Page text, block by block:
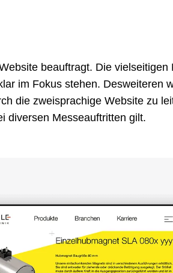
beauftragt. Die vielseitigen
im Fokus stehen. Desweiteren
die zweisprachige Website zu
diversen Messeauftritten gilt.